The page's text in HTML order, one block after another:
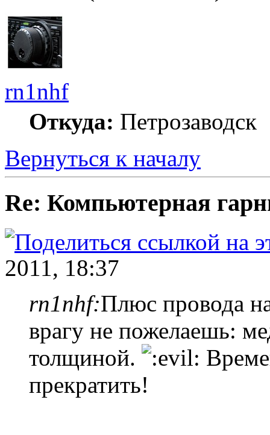
rn1nhf
Откуда: Петрозаводск
Вернуться к началу
Re: Компьютерная
2011, 18:37
rn1nhf:Плюс провода
врагу не пожелаешь:
толщиной.
прекратить!